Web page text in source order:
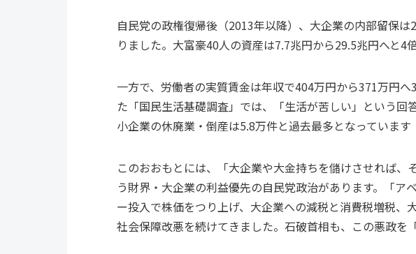
自民党の政権復帰後（2013年以降）、大企業の内部留保
りました。大富豪40人の資産は7.7兆円から29.5兆円へと4
一方で、労働者の実質賃金は年収で404万円から371万円
た「国民生活基礎調査」では、「生活が苦しい」という回
小企業の休廃業・倒産は5.8万件と過去最多となっています
このおおもとには、「大企業や大金持ちを儲けさせれば、
う財界・大企業の利益優先の自民党政治があります。「ア
ー投入で株価をつり上げ、大企業への減税と消費税増税、
社会保障改悪を続けてきました。石破首相も、この悪政を